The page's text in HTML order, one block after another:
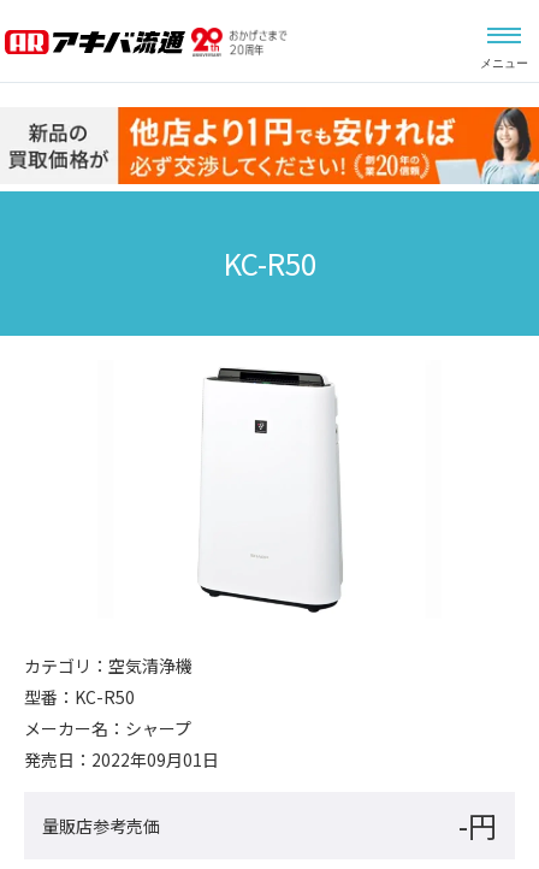
メニュー
KC-R50
カテゴリ： 空気清浄機
型番： KC-R50
メーカー名： シャープ
発売日： 2022年09月01日
量販店参考売価 -円